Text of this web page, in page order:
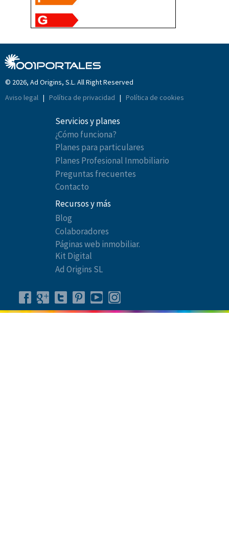
© 2026, Ad Origins, S.L. All Right Reserved
Aviso legal | Política de privacidad | Política de cookies
Servicios y planes
¿Cómo funciona?
Planes para particulares
Planes Profesional Inmobiliario
Preguntas frecuentes
Contacto
Recursos y más
Blog
Colaboradores
Páginas web inmobiliar.
Kit Digital
Ad Origins SL